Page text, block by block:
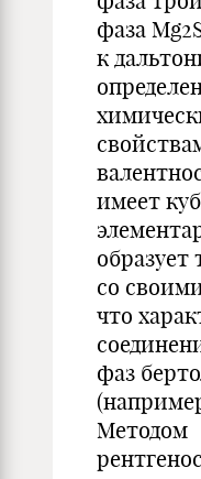
фаза
к
имеет
образует
со
что
фаз
Методом